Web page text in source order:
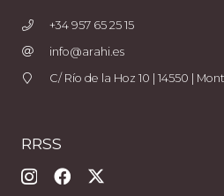
+34 957 65 25 15
info@arahi.es
C/ Río de la Hoz 10 | 14550 |
RRSS